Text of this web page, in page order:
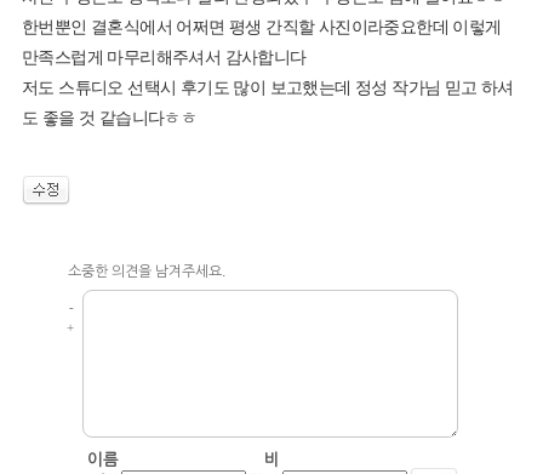
한번뿐인 결혼식에서 어쩌면 평생 간직할 사진이라중요한데 이렇게
만족스럽게 마무리해주셔서 감사합니다
저도 스튜디오 선택시 후기도 많이 보고했는데 정성 작가님 믿고 하셔
도 좋을 것 같습니다ㅎㅎ
소중한 의견을 남겨주세요.
-
+
이름
비